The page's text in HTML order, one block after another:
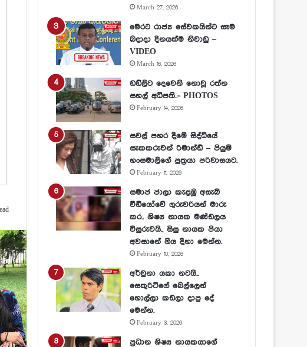
March 27, 2026
මෙරට රාජ්‍ය සේවකයින්ට සෑම
බදාදා දිනයක්ම නිවාඩු –
VIDEO
March 16, 2026
ඩඩ්ලිට දෙවෙනි නොවූ රත්න
සහල් අධිපති..- PHOTOS
February 14, 2026
සවල් පහර දීමේ සිද්ධියේ
සැකකරුවන් රිමාන්ඩ් – පියුමි
හංසමාලිගේ පුත්‍රයා පරිවාසයට.
February 11, 2026
සමාජ ජාලා කැළඹූ අසැබි
වීඩියෝවේ ගුරුවරියන් මාරු
කර.. ශිෂ්‍ය නායක මණ්ඩලය
විසුරුවයි.. සිසු නායක පියා
අවසානේ ගිය දිහා මෙන්න.
February 10, 2026
අර්චුනා යකා නටයි..
සෙකුරිටිගේ බෙල්ලෙන්
හොල්ලා කඩලා දාපු දේ
මෙන්න.
February 3, 2026
ප්‍රධාන ශිෂ්‍ය නායකයාගේ